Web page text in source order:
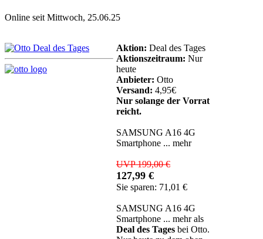
Online seit Mittwoch, 25.06.25
Aktion: Deal des Tages
Aktionszeitraum: Nur
heute
Anbieter: Otto
Versand: 4,95€
Nur solange der Vorrat
reicht.
SAMSUNG A16 4G
Smartphone ... mehr
UVP 199,00 €
127,99 €
Sie sparen: 71,01 €
SAMSUNG A16 4G
Smartphone ... mehr als
Deal des Tages bei Otto.